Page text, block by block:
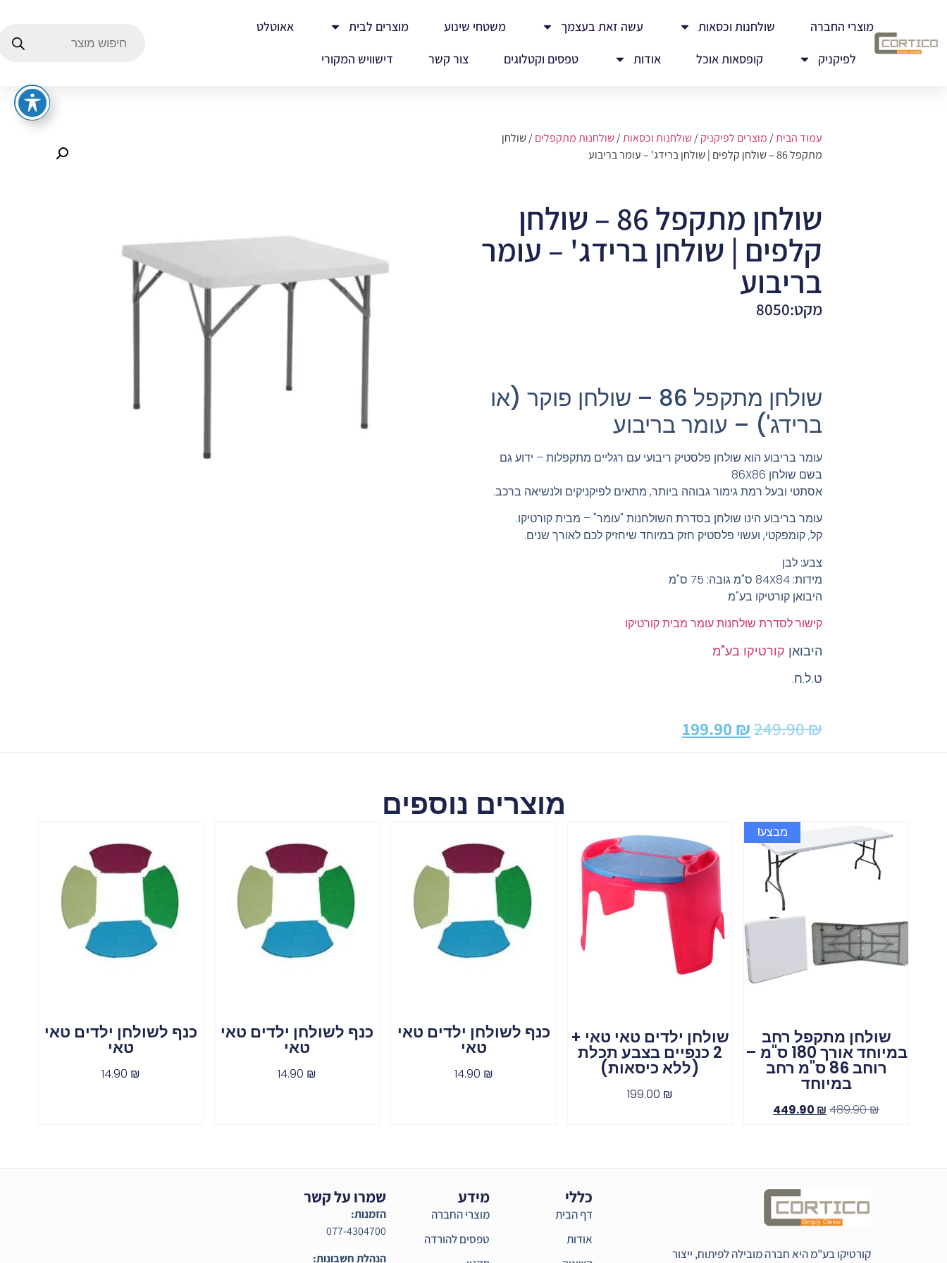
מוצרי החברה שולחנות וכסאות עשה זאת בעצמך משטחי שינוע מוצרים לבית
אאוטלט
לפיקניק
קופסאות אוכל אודות טפסים וקטלוגים צור קשר דישוויש המקורי
עמוד הבית/ מוצרים לפיקניק/שולחנות וכסאות/שולחנות מתקפלים/ שולחן
מתקפל 86 – שולחן קלפים | שולחן ברידג' – עומר בריבוע
שולחן מתקפל 86 – שולחן
קלפים | שולחן ברידג' – עומר
בריבוע
מקט:8050
שולחן מתקפל 86 – שולחן פוקר (או
ברידג') – עומר בריבוע
עומר בריבוע הוא שולחן פלסטיק ריבועי עם רגליים מתקפלות – ידוע גם
בשם שולחן 86X86
אסתטי ובעל רמת גימור גבוהה ביותר, מתאים לפיקניקים ולנשיאה ברכב.
עומר בריבוע הינו שולחן בסדרת השולחנות "עומר" – מבית קורטיקו.
קל, קומפקטי, ועשוי פלסטיק חזק במיוחד שיחזיק לכם לאורך שנים.
צבע: לבן
מידות: 84X84 ס"מ גובה: 75 ס"מ
היבואן קורטיקו בע"מ
קישור לסדרת שולחנות עומר מבית קורטיקו
היבואן קורטיקו בע"מ
ט.ל.ח.
249.90₪
199.90 ₪
מוצרים נוספים
מבצע!
שולחן מתקפל רחב
במיוחד אורך 180 ס"מ –
רוחב 86 ס"מ רחב
במיוחד
489.90₪
449.90 ₪
שולחן ילדים טאי טאי +
2 כנפיים בצבע תכלת
(ללא כיסאות)
199.00 ₪
כנף לשולחן ילדים טאי
טאי
14.90 ₪
כנף לשולחן ילדים טאי
טאי
14.90 ₪
כנף לשולחן ילדים טאי
טאי
14.90 ₪
קורטיקו בע"מ היא חברה מובילה לפיתוח, ייצור
כללי
דף הבית
אודות
מידע
מוצרי החברה
טפסים להורדה
שמרו על קשר
הזמנות:
077-4304700
הנהלת חשבונות: